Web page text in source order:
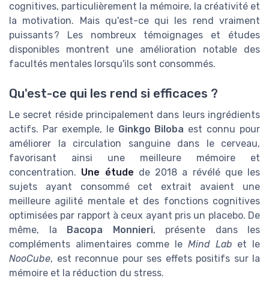
cognitives, particulièrement la mémoire, la créativité et
la motivation. Mais qu'est-ce qui les rend vraiment
puissants ? Les nombreux témoignages et études
disponibles montrent une amélioration notable des
facultés mentales lorsqu'ils sont consommés.
Qu'est-ce qui les rend si efficaces ?
Le secret réside principalement dans leurs ingrédients
actifs. Par exemple, le Ginkgo Biloba est connu pour
améliorer la circulation sanguine dans le cerveau,
favorisant ainsi une meilleure mémoire et
concentration. Une étude de 2018 a révélé que les
sujets ayant consommé cet extrait avaient une
meilleure agilité mentale et des fonctions cognitives
optimisées par rapport à ceux ayant pris un placebo. De
même, la Bacopa Monnieri, présente dans les
compléments alimentaires comme le Mind Lab et le
NooCube, est reconnue pour ses effets positifs sur la
mémoire et la réduction du stress.